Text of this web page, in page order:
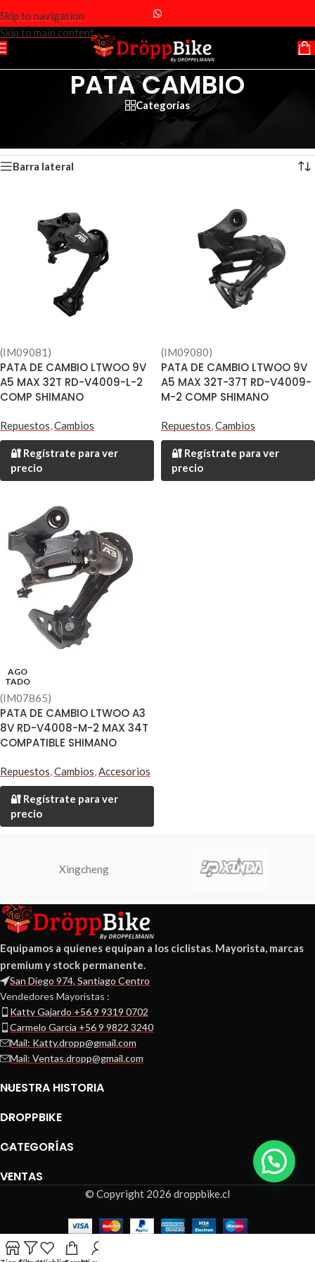
Skip to navigation
Skip to main content
PATA CAMBIO
Categorías
Productos etiquetados “PATA CAMBIO”
Barra lateral
(IM09081)
PATA DE CAMBIO LTWOO 9V
A5 MAX 32T RD-V4009-L-2
COMP SHIMANO
Repuestos,Cambios
🔐 Regístrate para ver
precio
(IM09080)
PATA DE CAMBIO LTWOO 9V
A5 MAX 32T-37T RD-V4009-
M-2 COMP SHIMANO
Repuestos,Cambios
🔐 Regístrate para ver
precio
AGO
TADO
(IM07865)
PATA DE CAMBIO LTWOO A3
8V RD-V4008-M-2 MAX 34T
COMPATIBLE SHIMANO
Repuestos,Cambios,Accesorios
🔐 Regístrate para ver
precio
Xingcheng
Equipamos a quienes equipan a los ciclistas. Mayorista, marcas
premium y stock permanente.
San Diego 974, Santiago Centro
Vendedores Mayoristas :
Katty Gajardo +56 9 9319 0702
Carmelo Garcia +56 9 9822 3240
Mail: Katty.dropp@gmail.com
Mail: Ventas.dropp@gmail.com
NUESTRA HISTORIA
DROPPBIKE
CATEGORÍAS
VENTAS
© Copyright 2026 droppbike.cl